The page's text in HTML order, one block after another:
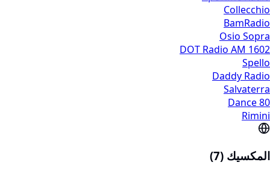
Collecchio
BamRadio
Osio Sopra
DOT Radio AM 1602
Spello
Daddy Radio
Salvaterra
Dance 80
Rimini
المكسيك (7)